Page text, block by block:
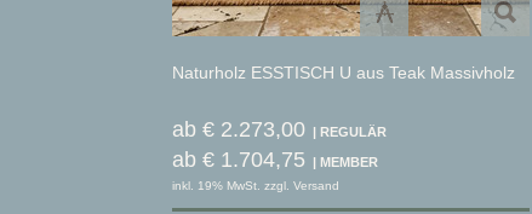
Naturholz ESSTISCH U aus Teak Massivholz
ab € 2.273,00
ab € 1.704,75
inkl. 19% MwSt. zzgl. Versand